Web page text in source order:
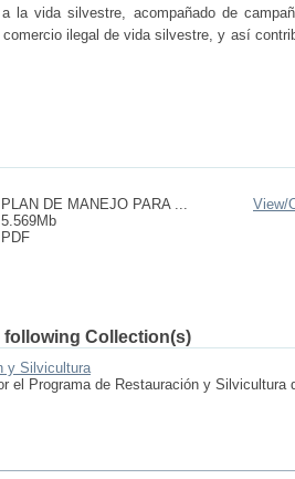
la vida silvestre, acompañado de
ilegal de vida silvestre, y así
PLAN DE MANEJO PARA ...
5.569Mb
PDF
View/
Collection(s)
y Silvicultura
el Programa de Restauración y Silvicultura